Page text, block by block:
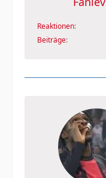
Reaktionen
Beiträge